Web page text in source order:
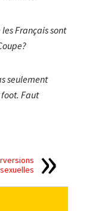
Français sont
seulement
Faut
sexuelles